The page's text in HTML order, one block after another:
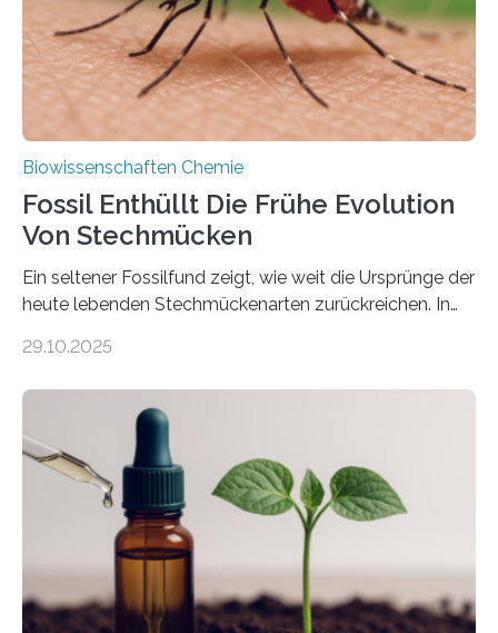
mit scheibenförmiger Gestalt. Was auffällig ist: Die
nächsten…
Biowissenschaften Chemie
Fossil Enthüllt Die Frühe Evolution
Von Stechmücken
Ein seltener Fossilfund zeigt, wie weit die Ursprünge der
heute lebenden Stechmückenarten zurückreichen. In
Forschende die bisher älteste bekannte Stechmücken-
Region Kachin in Myanmar und hat sich in
ausgezeichnetem Zustand erhalten. Es konnte als neue
Art einer neuen Gattung beschrieben werden und trägt
nun den Namen Cretosabethes primaevus. Dieser erste
fossile Nachweis einer Stechmückenlarve in Bernstein
stellt gleichzeitig den ersten Fossilfund einer
Mückenlarve aus dem Mesozoikum dar, denn…
29.10.2025